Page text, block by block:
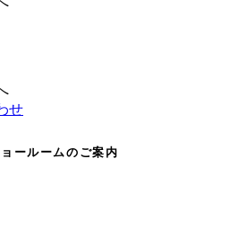
せ
ールームのご案内